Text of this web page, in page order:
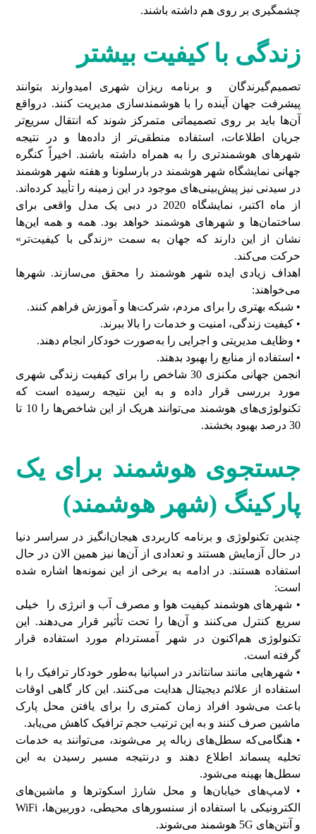
چشمگیری بر روی هم داشته باشند.
زندگی با کیفیت بیشتر
تصمیم‌گیرندگان و برنامه ریزان شهری امیدوارند بتوانند
پیشرفت جهان آینده را با هوشمندسازی مدیریت کنند. درواقع
آن‌ها باید بر روی تصمیماتی متمرکز شوند که انتقال سریع‌تر
جریان اطلاعات، استفاده منطقی‌تر از داده‌ها و در نتیجه
شهرهای هوشمندتری را به همراه داشته باشند. اخیراً کنگره
جهانی نمایشگاه شهر هوشمند در بارسلونا و هفته شهر هوشمند
در سیدنی نیز پیش‌بینی‌های موجود در این زمینه را تأیید کرده‌اند.
از ماه اکتبر، نمایشگاه 2020 در دبی یک مدل واقعی برای
ساختمان‌ها و شهرهای هوشمند خواهد بود. همه و همه این‌ها
نشان از این دارند که جهان به سمت «زندگی با کیفیت‌تر»
حرکت می‌کند.
اهداف زیادی ایده شهر هوشمند را محقق می‌سازند. شهرها
می‌خواهند:
• شبکه بهتری را برای مردم، شرکت‌ها و آموزش فراهم کنند.
• کیفیت زندگی، امنیت و خدمات را بالا ببرند.
• وظایف مدیریتی و اجرایی را به‌صورت خودکار انجام دهند.
• استفاده از منابع را بهبود بدهند.
انجمن جهانی مکنزی 30 شاخص را برای کیفیت زندگی شهری
مورد بررسی قرار داده و به این نتیجه رسیده است که
تکنولوژی‌های هوشمند می‌توانند هریک از این شاخص‌ها را 10 تا
30 درصد بهبود بخشند.
جستجوی هوشمند برای یک
پارکینگ (شهر هوشمند)
چندین تکنولوژی و برنامه کاربردی هیجان‌انگیز در سراسر دنیا
در حال آزمایش هستند و تعدادی از آن‌ها نیز همین الان در حال
استفاده هستند. در ادامه به برخی از این نمونه‌ها اشاره شده
است:
• شهرهای هوشمند کیفیت هوا و مصرف آب و انرژی را خیلی
سریع کنترل می‌کنند و آن‌ها را تحت تأثیر قرار می‌دهند. این
تکنولوژی هم‌اکنون در شهر آمستردام مورد استفاده قرار
گرفته است.
• شهرهایی مانند سانتاندر در اسپانیا به‌طور خودکار ترافیک را با
استفاده از علائم دیجیتال هدایت می‌کنند. این کار گاهی اوقات
باعث می‌شود افراد زمان کمتری را برای یافتن محل پارک
ماشین صرف کنند و به این ترتیب حجم ترافیک کاهش می‌یابد.
• هنگامی‌که سطل‌های زباله پر می‌شوند، می‌توانند به خدمات
تخلیه پسماند اطلاع دهند و درنتیجه مسیر رسیدن به این
سطل‌ها بهینه می‌شود.
• لامپ‌های خیابان‌ها و محل شارژ اسکوترها و ماشین‌های
الکترونیکی با استفاده از سنسورهای محیطی، دوربین‌ها، WiFi
و آنتن‌های 5G هوشمند می‌شوند.